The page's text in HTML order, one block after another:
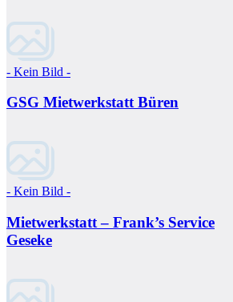
- Kein Bild -
GSG Mietwerkstatt Büren
- Kein Bild -
Mietwerkstatt – Frank’s Service
Geseke